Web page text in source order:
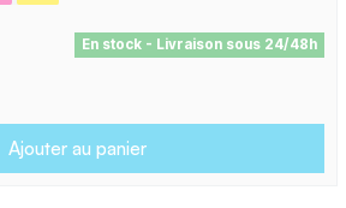
En stock - Livraison sous 24/48h
Ajouter au panier